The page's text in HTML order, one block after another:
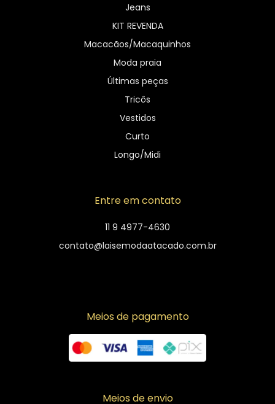
Jeans
KIT REVENDA
Macacãos/Macaquinhos
Moda praia
Últimas peças
Tricôs
Vestidos
Curto
Longo/Midi
Entre em contato
11 9 4977-4630
contato@laisemodaatacado.com.br
Meios de pagamento
Meios de envio